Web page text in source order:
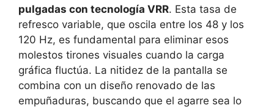
pulgadas con tecnología VRR. Esta tasa de
refresco variable, que oscila entre los 48 y los
120 Hz, es fundamental para eliminar esos
molestos tirones visuales cuando la carga
gráfica fluctúa. La nitidez de la pantalla se
combina con un diseño renovado de las
empuñaduras, buscando que el agarre sea lo